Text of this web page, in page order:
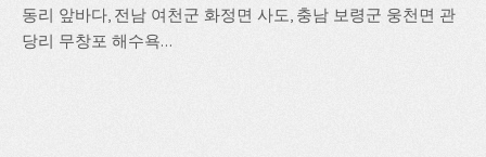
동리 앞바다, 전남 여천군 화정면 사도, 충남 보령군 웅천면 관
당리 무창포 해수욕...